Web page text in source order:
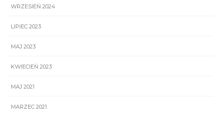
WRZESIEŃ 2024
LIPIEC 2023
MAJ 2023
KWIECIEŃ 2023
MAJ 2021
MARZEC 2021